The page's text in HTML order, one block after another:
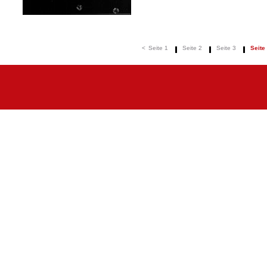
< Seite 1 Seite 2 Seite 3 Seite